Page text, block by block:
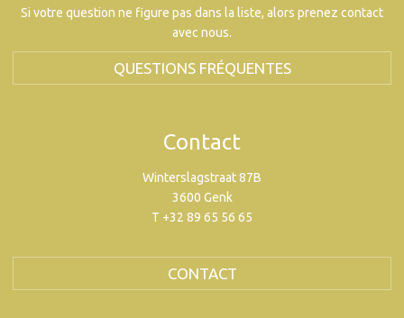
Si votre question ne figure pas dans la liste, alors prenez contact
avec nous.
QUESTIONS FRÉQUENTES
Contact
Winterslagstraat 87B
3600 Genk
T +32 89 65 56 65
CONTACT